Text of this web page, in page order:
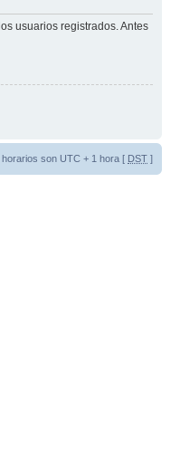
usuarios registrados. Antes
horarios son UTC + 1 hora [ DST ]